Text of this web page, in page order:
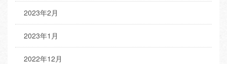
2023年2月
2023年1月
2022年12月